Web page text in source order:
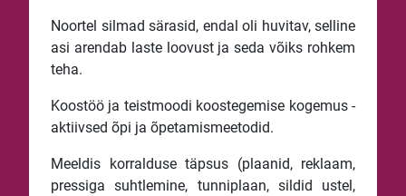
Noortel silmad särasid, endal oli huvitav, selline
asi arendab laste loovust ja seda võiks rohkem
teha.
Koostöö ja teistmoodi koostegemise kogemus -
aktiivsed õpi ja õpetamismeetodid.
Meeldis korralduse täpsus (plaanid, reklaam,
pressiga suhtlemine, tunniplaan, sildid ustel,